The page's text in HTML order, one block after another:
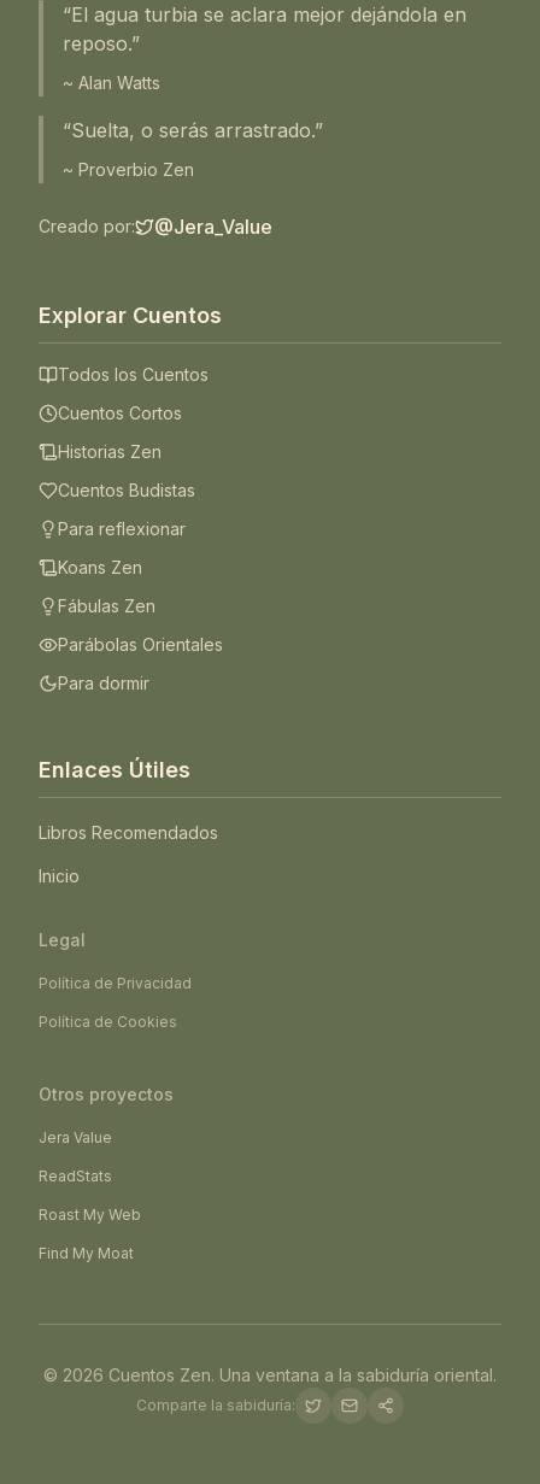
“El agua turbia se aclara mejor dejándola en
reposo.”
~ Alan Watts
“Suelta, o serás arrastrado.”
~ Proverbio Zen
Creado por: @Jera_Value
Explorar Cuentos
Todos los Cuentos
Cuentos Cortos
Historias Zen
Cuentos Budistas
Para reflexionar
Koans Zen
Fábulas Zen
Parábolas Orientales
Para dormir
Enlaces Útiles
Libros Recomendados
Inicio
Legal
Política de Privacidad
Política de Cookies
Otros proyectos
Jera Value
ReadStats
Roast My Web
Find My Moat
© 2026 Cuentos Zen. Una ventana a la sabiduría oriental.
Comparte la sabiduría: